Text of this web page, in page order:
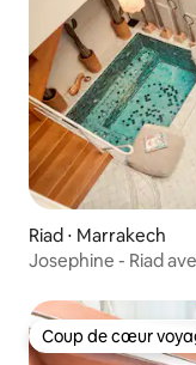
Riad ⋅ Marrakech
Josephine - Riad
Coup de cœur
Coup de cœur